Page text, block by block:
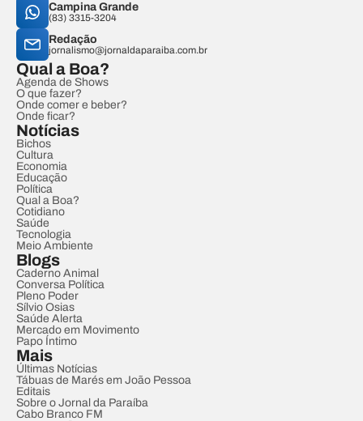
Campina Grande
(83) 3315-3204
Redação
jornalismo@jornaldaparaiba.com.br
Qual a Boa?
Agenda de Shows
O que fazer?
Onde comer e beber?
Onde ficar?
Notícias
Bichos
Cultura
Economia
Educação
Política
Qual a Boa?
Cotidiano
Saúde
Tecnologia
Meio Ambiente
Blogs
Caderno Animal
Conversa Política
Pleno Poder
Sílvio Osias
Saúde Alerta
Mercado em Movimento
Papo Íntimo
Mais
Últimas Notícias
Tábuas de Marés em João Pessoa
Editais
Sobre o Jornal da Paraíba
Cabo Branco FM